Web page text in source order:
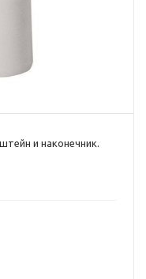
и наконечник.